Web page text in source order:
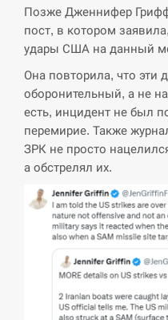
СЕРПЕНЬ
США обсуждают
Украины,
СЕРПЕНЬ
12:40
Латвія готова
СЕРПЕНЬ
Силы обороны
переправу,
СЕРПЕНЬ
Позже Дженнифер
пост, в котором
удары США на данный
Она повторила, что эти
оборонительный, а не
есть, инцидент не был
перемирие. Также
ЗРК не просто
а обстрелял их.